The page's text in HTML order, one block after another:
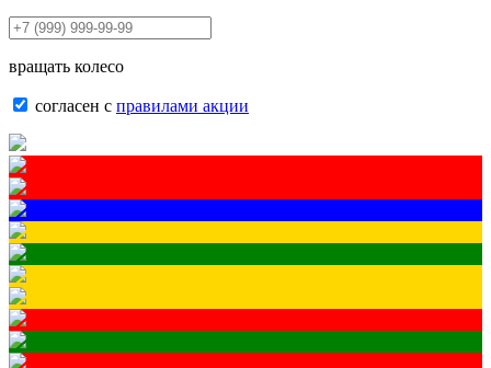
вращать колесо
согласен с правилами акции